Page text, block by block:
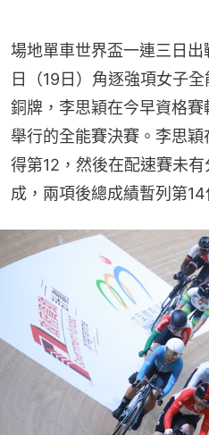
場地單車世界盃一連三日
日（19日）角逐強項女子
銅牌，李思穎在今早資格
舉行的全能賽決賽。李思
得第12，然後在配速賽未
成，兩項後總成績暫列第14